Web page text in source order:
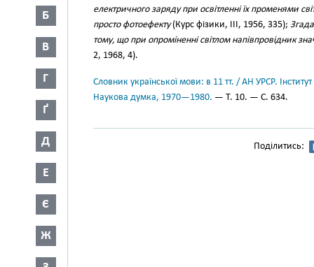
Б
В
Г
Ґ
Д
Е
Є
Ж
електричного заряду при освітленні їх променями
просто фотоефекту(Курс фізики, III, 1956, 335);
тому, що при опроміненні світлом напівпровідник
2, 1968, 4).
Словник української мови: в 11 тт. / АН УРСР.
Наукова думка, 1970—1980. — Т. 10. — С. 634.
Поділитись: